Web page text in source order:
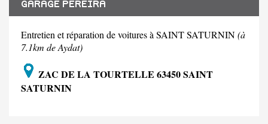
GARAGE PEREIRA
Entretien et réparation de voitures à SAINT SATURNIN(à
7.1km de Aydat)
ZAC DE LA TOURTELLE 63450 SAINT
SATURNIN